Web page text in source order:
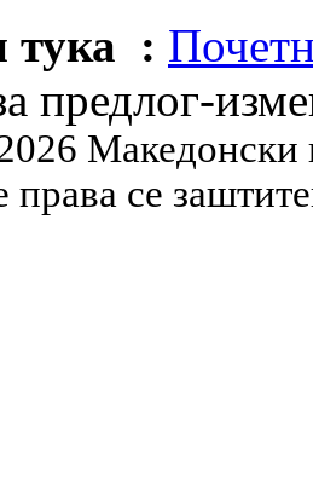
тука :
предлог-
Македонски
се